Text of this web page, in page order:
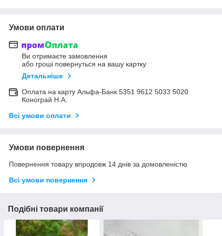
Умови оплати
Ви отримаєте замовлення
або гроші повернуться на вашу картку
Детальніше
Оплата на карту Альфа-Банк 5351 9612 5033 5020
Конограй Н.А.
Всі умови оплати
Умови повернення
Повернення товару впродовж 14 днів за домовленістю
Всі умови повернення
Подібні товари компанії